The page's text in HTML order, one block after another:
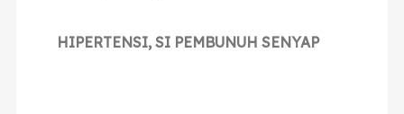
HIPERTENSI, SI PEMBUNUH SENYAP